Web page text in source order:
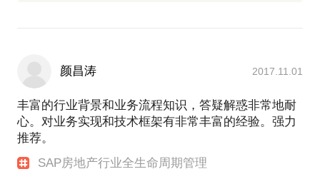
颜昌涛 2017.11.01
丰富的行业背景和业务流程知识，答疑解惑非常地耐
心。对业务实现和技术框架有非常丰富的经验。强力
推荐。
SAP房地产行业全生命周期管理